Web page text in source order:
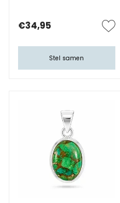
€34,95
Stel samen